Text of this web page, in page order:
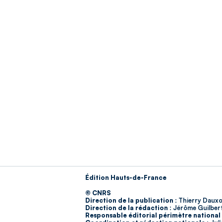
Édition Hauts-de-France
© CNRS
Direction de la publication : Thierry
Direction de la rédaction : Jérôme
Responsable éditorial périmètre national